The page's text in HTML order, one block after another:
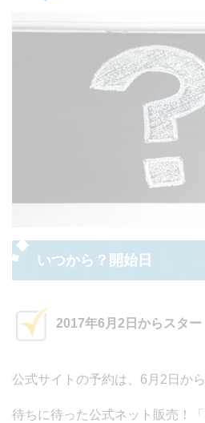
いつから？開始日
2017年6月2日からスター
公式サイトの予約は、6月2日から
待ちに待った公式ネット販売！